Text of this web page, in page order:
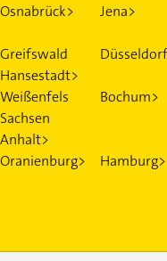
Osnabrück>
Jena>
Greifswald
Hansestadt>
Weißenfels
Sachsen
Anhalt>
Bochum>
Oranienburg> Hamburg>